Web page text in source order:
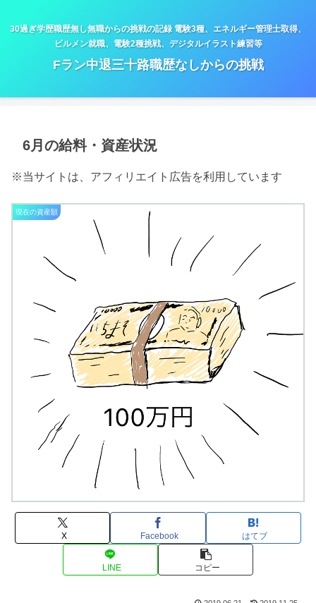
30過ぎ学歴職歴無し無職からの挑戦の記録 電験3種、エネルギー管理士取得、
ビルメン就職、電験2種挑戦、デジタルイラスト練習等
Fラン中退三十路職歴なしからの挑戦
6月の給料・資産状況
※当サイトは、アフィリエイト広告を利用しています
現在の資産額
X Facebook はてブ
LINE コピー